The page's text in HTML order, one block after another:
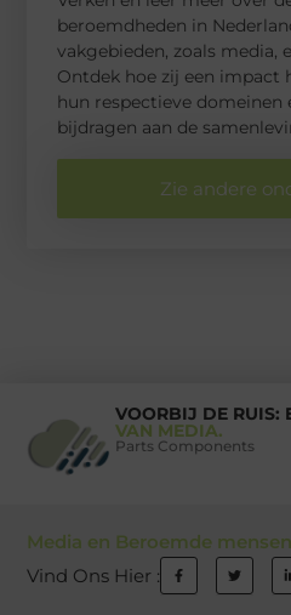
beroemdheden in
vakgebieden, zoals media,
Ontdek hoe zij een impact
hun respectieve domeinen
bijdragen aan de
Zie andere
VOORBIJ DE RUIS:
VAN MEDIA.
Parts Components
Media en Beroemde mensen
Vind Ons Hier :